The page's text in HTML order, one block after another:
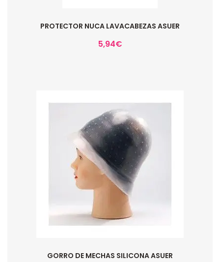
PROTECTOR NUCA LAVACABEZAS ASUER
5,94€
GORRO DE MECHAS SILICONA ASUER